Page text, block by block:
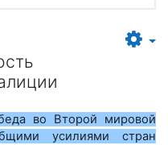
во Второй мировой
усилиями стран